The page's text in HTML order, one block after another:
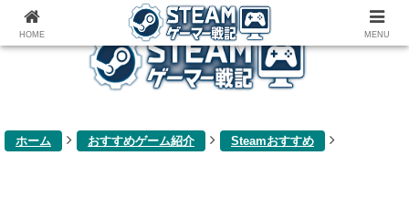
ゲーム関連雑記ブログ
ホーム おすすめゲーム紹介 Steamおすすめ
HOME MENU